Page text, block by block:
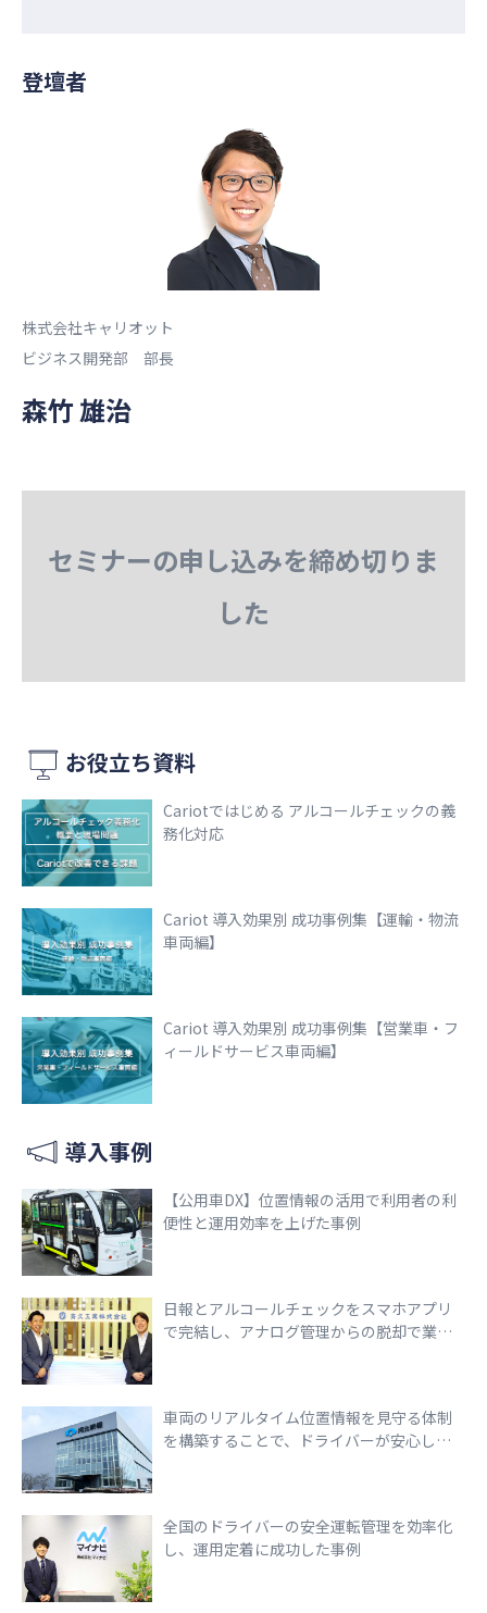
登壇者
株式会社キャリオット
ビジネス開発部 部長
森竹 雄治
セミナーの申し込みを締め切りま
した
お役立ち資料
Cariotではじめる アルコールチェックの義
務化対応
Cariot 導入効果別 成功事例集【運輸・物流
車両編】
Cariot 導入効果別 成功事例集【営業車・フ
ィールドサービス車両編】
導入事例
【公用車DX】位置情報の活用で利用者の利
便性と運用効率を上げた事例
日報とアルコールチェックをスマホアプリ
で完結し、アナログ管理からの脱却で業務
車両のリアルタイム位置情報を見守る体制
を構築することで、ドライバーが安心して
全国のドライバーの安全運転管理を効率化
し、運用定着に成功した事例